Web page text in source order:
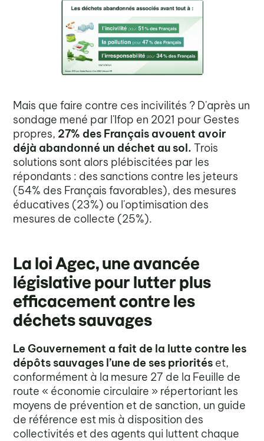
Mais que faire contre ces incivilités ? D'après un
sondage mené par l'Ifop en 2021 pour Gestes
propres, 27% des Français avouent avoir
déjà abandonné un déchet au sol.Trois
solutions sont alors plébiscitées par les
répondants : des sanctions contre les jeteurs
(54% des Français favorables), des mesures
éducatives (23%) ou l'optimisation des
mesures de collecte (25%).
La loi Agec, une avancée
législative pour lutter plus
efficacement contre les
déchets sauvages
Le Gouvernement a fait de la lutte contre les
dépôts sauvages l’une de ses priorités et,
conformément à la mesure 27 de la Feuille de
route « économie circulaire » répertoriant les
moyens de prévention et de sanction, un guide
de référence est mis à disposition des
collectivités et des agents qui luttent chaque